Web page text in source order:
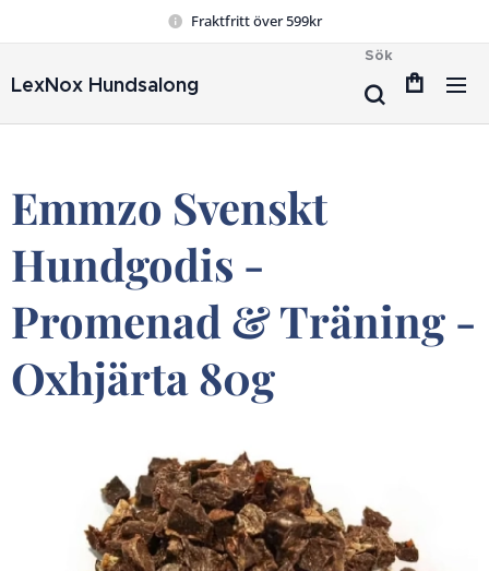
Fraktfritt över 599kr
LexNox Hundsalong
Sök
Emmzo Svenskt
Hundgodis -
Promenad & Träning -
Oxhjärta 80g